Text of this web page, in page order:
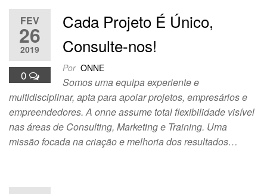
FEV
26
2019
0
Cada Projeto É Único,
Consulte-nos!
Por ONNE
Somos uma equipa experiente e
multidisciplinar, apta para apoiar projetos, empresários e
empreendedores. A onne assume total flexibilidade visível
nas áreas de Consulting, Marketing e Training. Uma
missão focada na criação e melhoria dos resultados…